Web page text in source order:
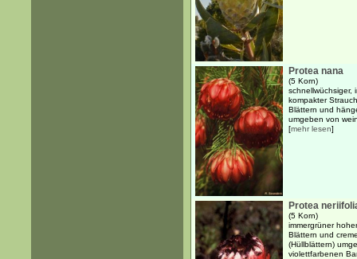
Protea nana
(5 Korn)
schnellwüchsiger,
kompakter
Blättern und
umgeben von
[mehr lesen]
Protea
(5 Korn)
immergrüner
Blättern und
(Hüllblättern)
violettfarbenen